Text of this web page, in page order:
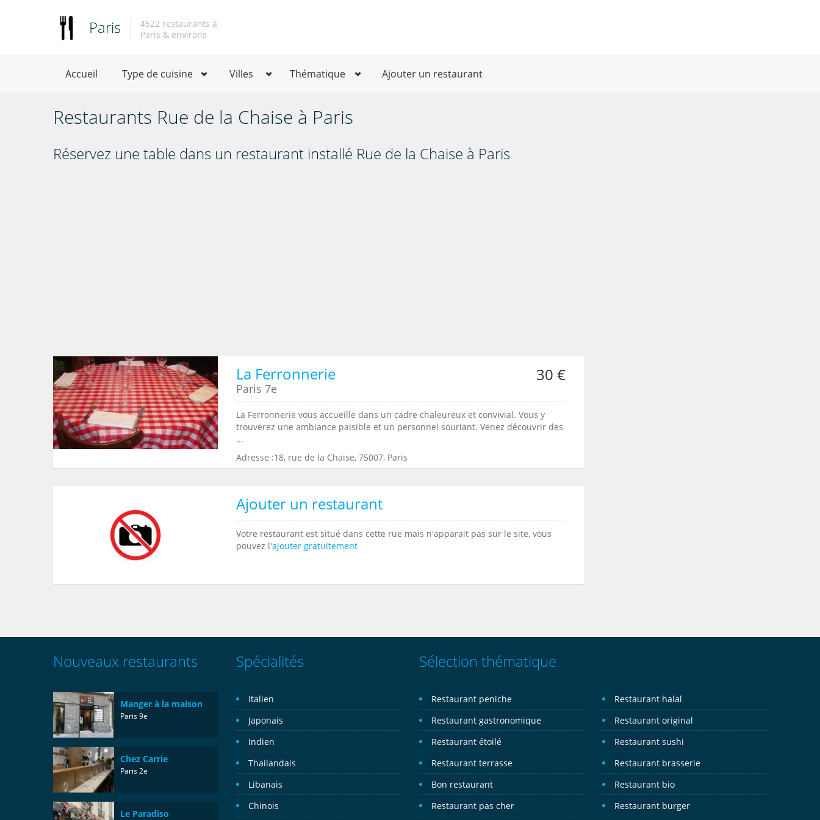
Paris
4522 restaurants à
Paris & environs
Accueil Type de cuisine Villes Thématique Ajouter un restaurant
Restaurants Rue de la Chaise à Paris
Réservez une table dans un restaurant installé Rue de la Chaise à Paris
La Ferronnerie 30 €
Paris 7e
La Ferronnerie vous accueille dans un cadre chaleureux et convivial. Vous y
trouverez une ambiance paisible et un personnel souriant. Venez découvrir des
...
Adresse :18, rue de la Chaise, 75007, Paris
Ajouter un restaurant
Votre restaurant est situé dans cette rue mais n'apparait pas sur le site, vous
pouvez l'ajouter gratuitement
Nouveaux restaurants
Manger à la maison
Paris 9e
Chez Carrie
Paris 2e
Le Paradiso
Spécialités
Italien
Japonais
Indien
Thailandais
Libanais
Chinois
Sélection thématique
Restaurant peniche
Restaurant gastronomique
Restaurant étoilé
Restaurant terrasse
Bon restaurant
Restaurant pas cher
Restaurant halal
Restaurant original
Restaurant sushi
Restaurant brasserie
Restaurant bio
Restaurant burger